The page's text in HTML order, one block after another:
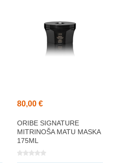
80,00 €
ORIBE SIGNATURE
MITRINOŠA MATU MASKA
175ML